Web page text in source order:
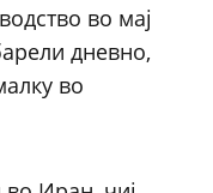
во мај
дневно,
во